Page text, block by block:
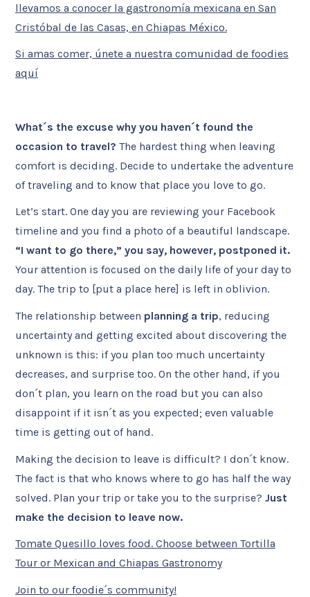
llevamos a conocer la gastronomía mexicana en San
Cristóbal de las Casas, en Chiapas México.
Si amas comer, únete a nuestra comunidad de foodies
aquí
What´s the excuse why you haven´t found the
occasion to travel? The hardest thing when leaving
comfort is deciding. Decide to undertake the adventure
of traveling and to know that place you love to go.
Let’s start. One day you are reviewing your Facebook
timeline and you find a photo of a beautiful landscape.
“I want to go there,” you say, however, postponed it.
Your attention is focused on the daily life of your day to
day. The trip to [put a place here] is left in oblivion.
The relationship between planning a trip, reducing
uncertainty and getting excited about discovering the
unknown is this: if you plan too much uncertainty
decreases, and surprise too. On the other hand, if you
don´t plan, you learn on the road but you can also
disappoint if it isn´t as you expected; even valuable
time is getting out of hand.
Making the decision to leave is difficult? I don´t know.
The fact is that who knows where to go has half the way
solved. Plan your trip or take you to the surprise? Just
make the decision to leave now.
Tomate Quesillo loves food. Choose between Tortilla
Tour or Mexican and Chiapas Gastronomy
Join to our foodie´s community!